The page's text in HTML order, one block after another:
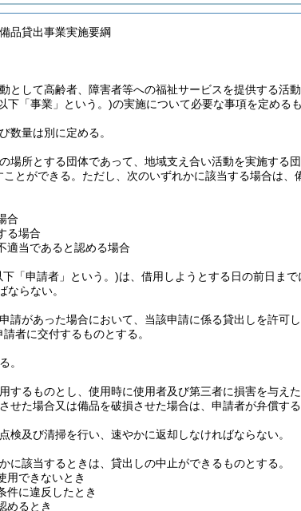
品貸出事業実施要綱
として高齢者、障害者等への福祉サービスを提供する活動
下「事業」という。)の実施について必要な事項を定めるも
数量は別に定める。
場所とする団体であって、地域支え合い活動を実施する
とができる。 ただし、次のいずれかに該当する場合は、
合
る場合
適当であると認める場合
下「申請者」という。)は、借用しようとする日の前日ま
ならない。
請があった場合において、当該申請に係る貸出しを許可
者に交付するものとする。
。
するものとし、使用時に使用者及び第三者に損害を与え
せた場合又は備品を破損させた場合は、申請者が弁償する
検及び清掃を行い、速やかに返却しなければならない。
に該当するときは、貸出しの中止ができるものとする。
用できないとき
件に違反したとき
めるとき